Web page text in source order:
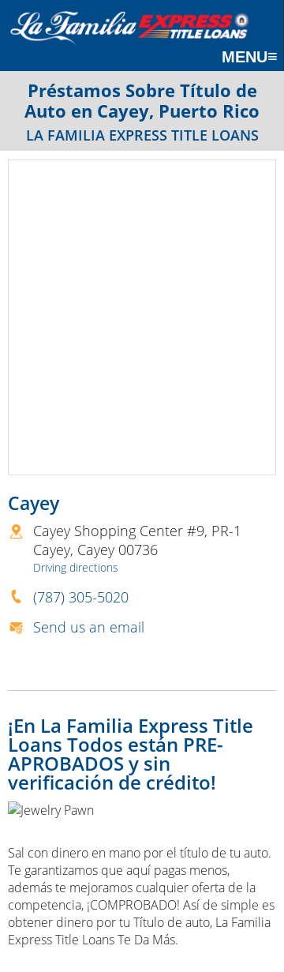
MENU≡
Préstamos Sobre Título de
Auto en Cayey, Puerto Rico
LA FAMILIA EXPRESS TITLE LOANS
Cayey
Cayey Shopping Center #9, PR-1
Cayey, Cayey 00736
Driving directions
(787) 305-5020
Send us an email
¡En La Familia Express Title
Loans Todos están PRE-
APROBADOS y sin
verificación de crédito!
Sal con dinero en mano por el título de tu auto.
Te garantizamos que aquí pagas menos,
además te mejoramos cualquier oferta de la
competencia, ¡COMPROBADO! Así de simple es
obtener dinero por tu Título de auto, La Familia
Express Title Loans Te Da Más.